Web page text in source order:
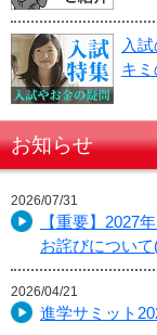
入
キミ
お知らせ
2026/07/31
【重要】2027
お詫びについ
2026/04/21
進学サミット